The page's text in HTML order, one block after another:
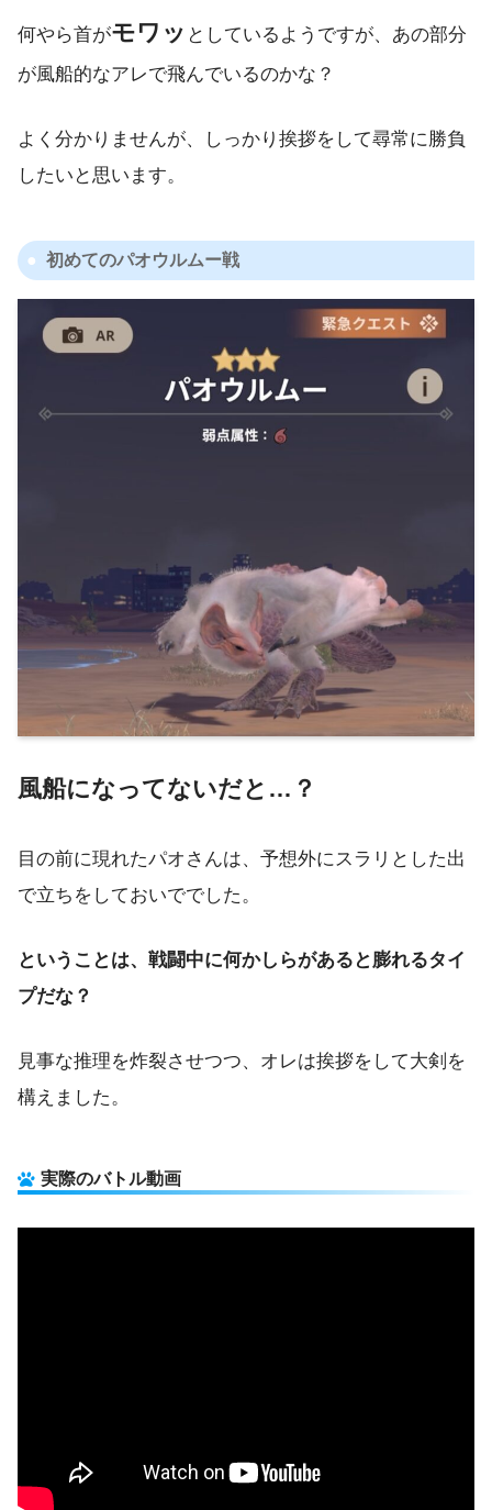
何やら首がモワッ としているようですが、あの部分
が風船的なアレで飛んでいるのかな？
よく分かりませんが、しっかり挨拶をして尋常に勝負
したいと思います。
初めてのパオウルムー戦
風船になってないだと…？
目の前に現れたパオさんは、予想外にスラリとした出
で立ちをしておいででした。
ということは、戦闘中に何かしらがあると膨れるタイ
プだな？
見事な推理を炸裂させつつ、オレは挨拶をして大剣を
構えました。
実際のバトル動画